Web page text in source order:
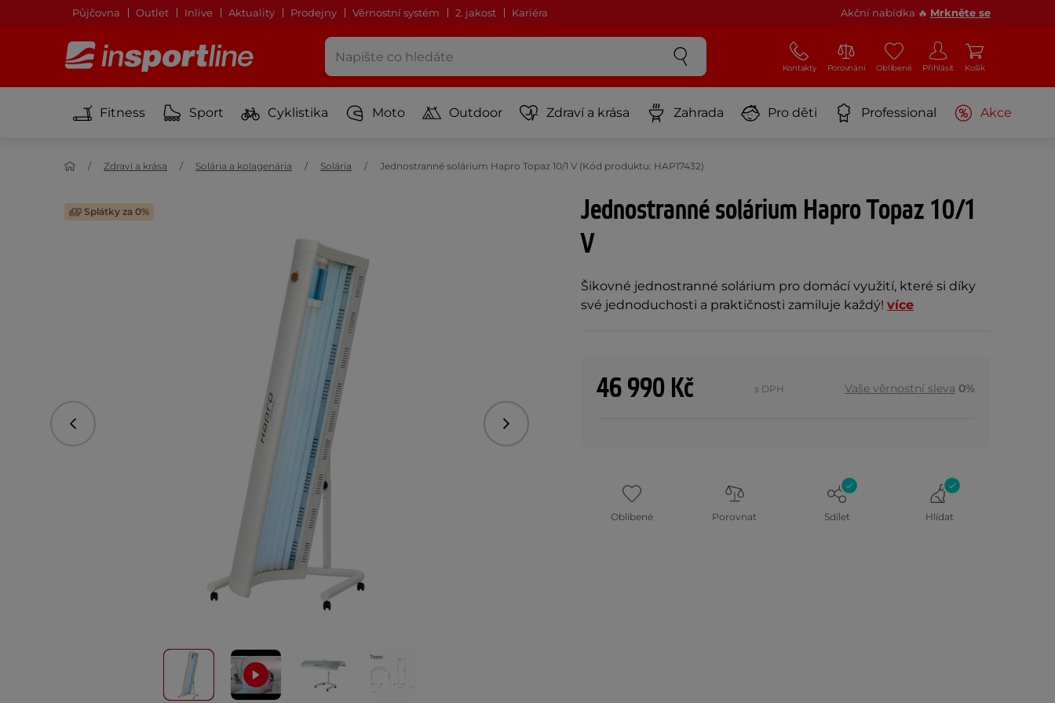
Půjčovna Outlet Inlive Aktuality Prodejny Věrnostní systém 2. jakost Kariéra Akční nabídka 🔥 Mrkněte se
Kontakty Porovnání Oblíbené Přihlásit Košík
Fitness Sport Cyklistika Moto Outdoor Zdraví a krása Zahrada Pro děti Professional Akce
Zdraví a krása Solária a kolagenária Solária Jednostranné solárium Hapro Topaz 10/1 V (Kód produktu: HAP17432)
Jednostranné solárium Hapro Topaz 10/1
V
Šikovné jednostranné solárium pro domácí využití, které si díky
své jednoduchosti a praktičnosti zamiluje každý! více
Splátky za 0%
Předchozí Následující
46 990 Kč s DPH Vaše věrnostní sleva 0%
Oblíbené Porovnat Sdílet Hlídat